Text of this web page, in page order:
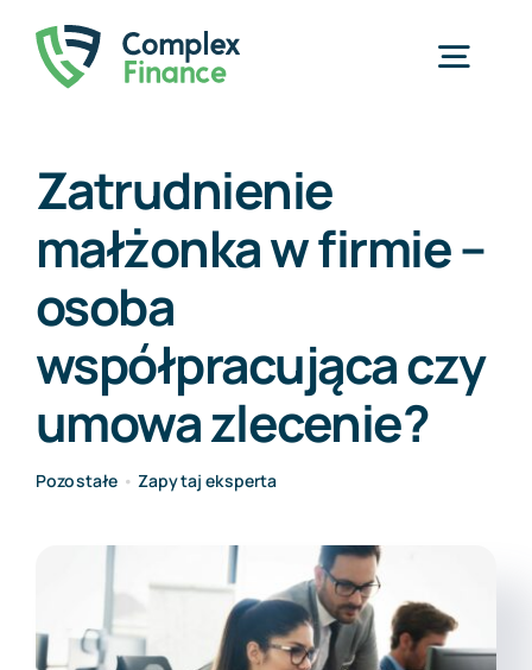
Przejdź
zawartości
O nas
Cennik
Blog
Darmowa wycena
Zatrudnienie
małżonka w firmie –
osoba
współpracująca czy
umowa zlecenie?
Pozostałe • Zapytaj eksperta